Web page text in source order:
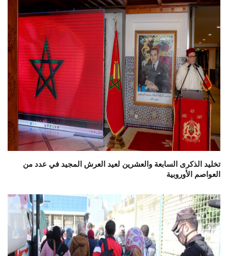
تخليد الذكرى السابعة والعشرين لعيد العرش المجيد في عدد من
العواصم الأوروبية